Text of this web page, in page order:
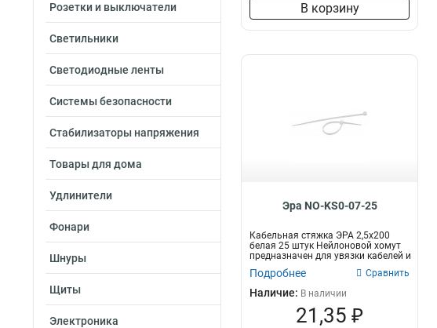
Розетки и выключатели
Светильники
Светодиодные ленты
Системы безопасности
Стабилизаторы напряжения
Товары для дома
Удлинители
Фонари
Шнуры
Щиты
Электроника
В корзину
Эра NO-KS0-07-25
Кабельная стяжка ЭРА 2,5х200
белая 25 штук Нейлоновой хомут
предназначен для увязки кабелей и
Подробнее Сравнить
Наличие: В наличии
21,35 ₽